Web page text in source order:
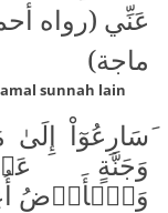
عَنِّي (رواه
ماجة)
sunnah lain
َسَارِعُوٓاْ
وَجَنَّةٍ
وَٱلۡأَرۡضُ